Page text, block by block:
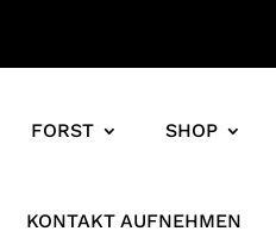
FORST SHOP
KONTAKT AUFNEHMEN